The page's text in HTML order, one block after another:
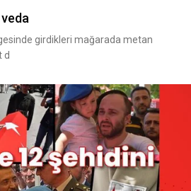
girdikleri mağarada metan
d